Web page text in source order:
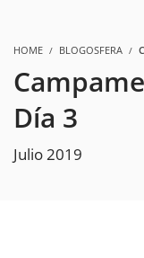
HOME BLOGOSFERA
Día 3
Julio 2019